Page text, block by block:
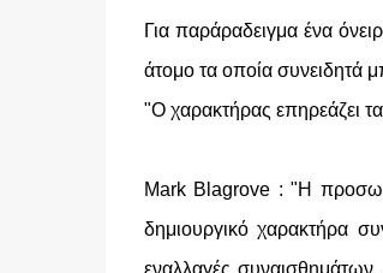
Για παράραδειγμα ένα
άτομο τα οποία συνειδητά
"Ο χαρακτήρας επηρεάζει
Mark Blagrove : "Η
δημιουργικό χαρακτήρα
εναλλαγές